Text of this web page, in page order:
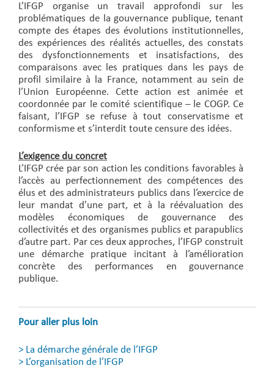
L’IFGP organise un travail approfondi sur les
problématiques de la gouvernance publique, tenant
compte des étapes des évolutions institutionnelles,
des expériences des réalités actuelles, des constats
des dysfonctionnements et insatisfactions, des
comparaisons avec les pratiques dans les pays de
profil similaire à la France, notamment au sein de
l’Union Européenne. Cette action est animée et
coordonnée par le comité scientifique – le COGP. Ce
faisant, l’IFGP se refuse à tout conservatisme et
conformisme et s’interdit toute censure des idées.
L’exigence du concret
L’IFGP crée par son action les conditions favorables à
l’accès au perfectionnement des compétences des
élus et des administrateurs publics dans l’exercice de
leur mandat d’une part, et à la réévaluation des
modèles économiques de gouvernance des
collectivités et des organismes publics et parapublics
d’autre part. Par ces deux approches, l’IFGP construit
une démarche pratique incitant à l’amélioration
concrète des performances en gouvernance
publique.
Pour aller plus loin
> La démarche générale de l’IFGP
> L’organisation de l’IFGP